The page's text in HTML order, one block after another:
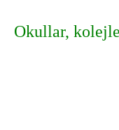
Okullar,